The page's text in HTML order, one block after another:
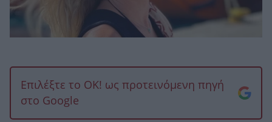
Επιλέξτε το OK! ως προτεινόμενη πηγή
στο Google